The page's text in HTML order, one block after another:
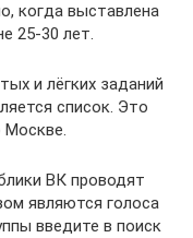
когда выставлена
25-30 лет.
и лёгких заданий
список. Это
Москве.
ВК проводят
являются голоса
введите в поиск